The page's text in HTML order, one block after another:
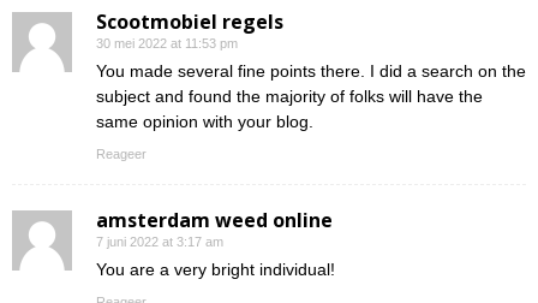
Scootmobiel regels
30 mei 2022 at 11:53 pm
You made several fine points there. I did a search on the
subject and found the majority of folks will have the
same opinion with your blog.
Reageer
amsterdam weed online
7 juni 2022 at 3:17 am
You are a very bright individual!